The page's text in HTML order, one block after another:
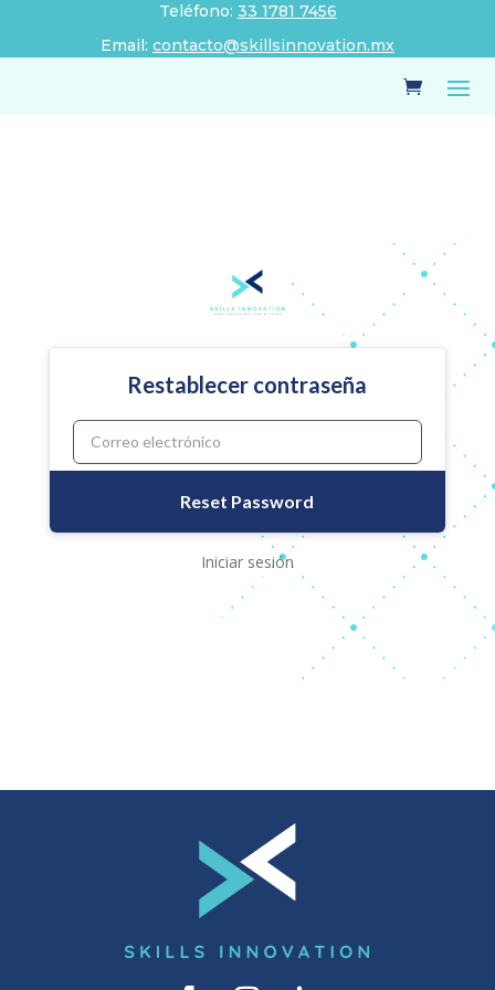
Teléfono: 33 1781 7456
Email: contacto@skillsinnovation.mx
Restablecer contraseña
Iniciar sesión